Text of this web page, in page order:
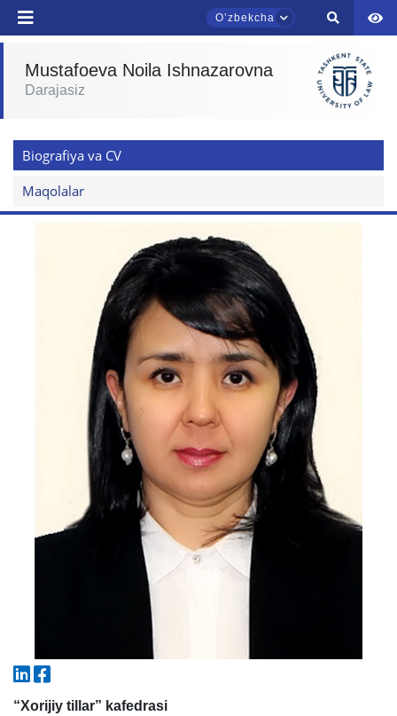
Oʼzbekcha
Mustafoeva Noila Ishnazarovna
Darajasiz
Biografiya va CV
Maqolalar
“Xorijiy tillar” kafedrasi
TDYU qabul murojaatlari chati
Assalomu alaykum! TDYU qabul murojaatlari
Qabul bo'yicha murojaatlaringizni ushbu
Mavzuni tanlang — keyin shu mavzudagi aniq
savollar chiqadi:
2. Hujjatlar (magistr) (4)
3. Suhbat (bakalavr) (8) 4. Suhbat (magistr) (5)
5. To'lov-kontrakt (2)
✉️ Adminga yozish